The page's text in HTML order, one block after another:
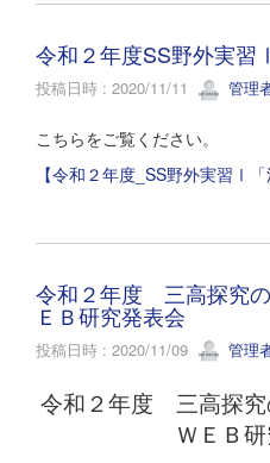
令和２年度SS野外実習
投稿日時 : 2020/11/11 管理
こちらをご覧ください。
【令和２年度_SS野外実習Ⅰ
令和２年度 三高探究
ＥＢ研究発表会
投稿日時 : 2020/11/09 管理
令和２年度 三高探究
ＷＥＢ